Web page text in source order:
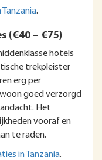
.
(€40 – €75)
hotels
trekpleister
erg per
goed verzorgd
Het
vooraf en
te raden.
in Tanzania.